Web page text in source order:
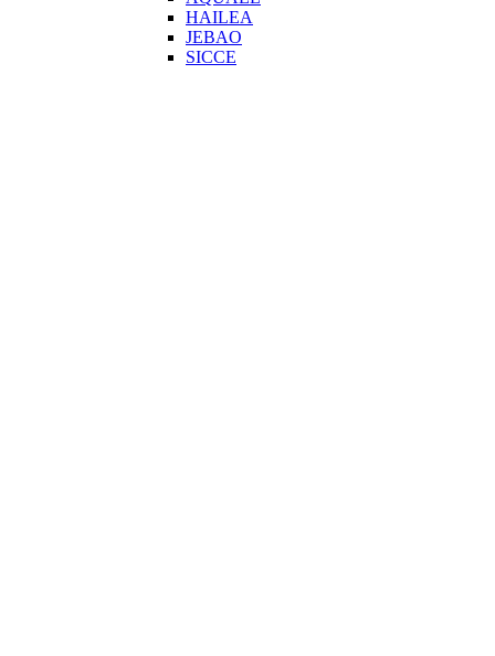
HAILEA
JEBAO
SICCE